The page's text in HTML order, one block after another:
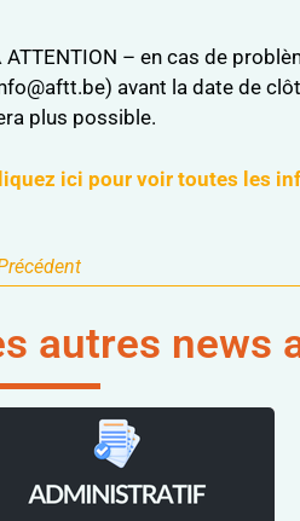
– en cas de
avant la date de
plus possible.
ici pour voir toutes les
autres news